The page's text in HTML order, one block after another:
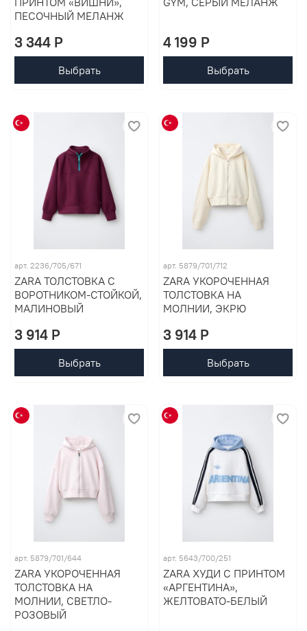
ПЕСОЧНЫЙ МЕЛАНЖ
3 344 P
Выбрать
4 199 P
Выбрать
арт. 2236/705/671
ZARA ТОЛСТОВКА С
ВОРОТНИКОМ-СТОЙКОЙ,
МАЛИНОВЫЙ
3 914 P
Выбрать
арт. 5879/701/712
ZARA УКОРОЧЕННАЯ
ТОЛСТОВКА НА
МОЛНИИ, ЭКРЮ
3 914 P
Выбрать
арт. 5879/701/644
ZARA УКОРОЧЕННАЯ
ТОЛСТОВКА НА
МОЛНИИ, СВЕТЛО-
РОЗОВЫЙ
арт. 5643/700/251
ZARA ХУДИ С ПРИНТОМ
«АРГЕНТИНА»,
ЖЕЛТОВАТО-БЕЛЫЙ